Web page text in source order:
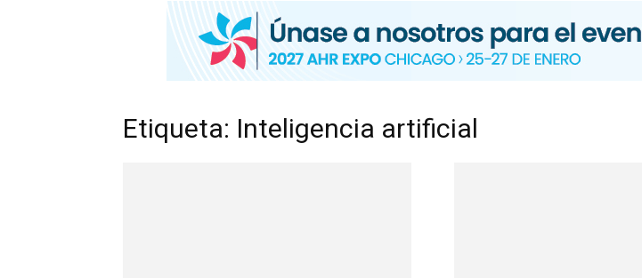
Etiqueta: Inteligencia artificial